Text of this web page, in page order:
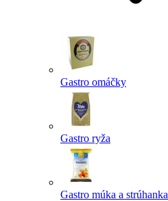
Gastro omáčky
Gastro ryža
Gastro múka a strúhanka